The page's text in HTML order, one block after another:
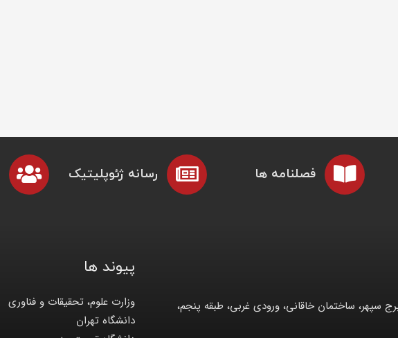
فصلنامه ها رسانه ژئوپلیتیک
سپهر، ساختمان خاقانی، ورودی غربی، طبقه پنجم،
پیوند ها
وزارت علوم، تحقیقات و فناوری
دانشگاه تهران